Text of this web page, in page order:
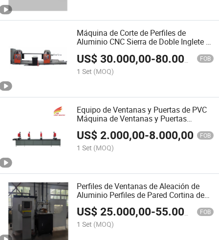
Máquina de Corte de Perfiles de
Aluminio CNC Sierra de Doble Inglete 5
Sierra de Corte de Doble Cabezal para
Barras de Cobre para 3D Modelos de
Arquitectos
US$30.000,00-80.000,00 FOB
1 Set (MOQ)
Equipo de Ventanas y Puertas de PVC
Máquina de Ventanas y Puertas
Máquina de Perforación de Múltiples
Cabezas y Múltiples Agujeros para
Perfiles Largos
US$2.000,00-8.000,00 FOB
1 Set (MOQ)
Perfiles de Ventanas de Aleación de
Aluminio Perfiles de Pared Cortina de
Aleación de Aluminio Perfiles
Industriales de Aluminio Sierra de
Notching Cualquier Ángulo 11 Máquina
de Fresado de Extremo CNC en Eje
US$25.000,00-55.000,00 FOB
1 Set (MOQ)